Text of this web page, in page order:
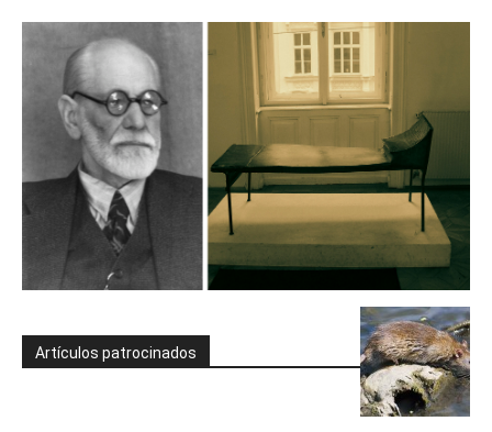
Artículos patrocinados